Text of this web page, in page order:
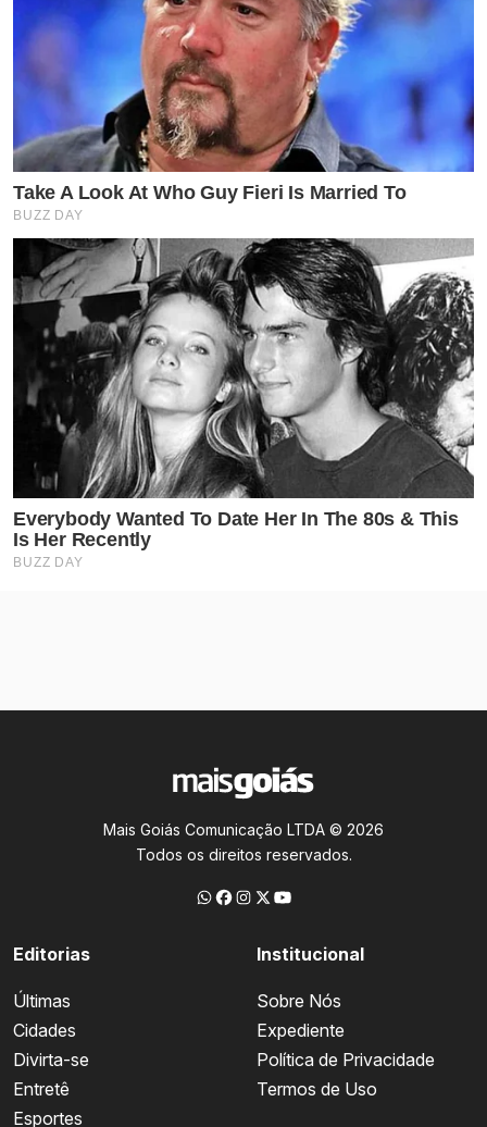
Mais Goiás Comunicação LTDA © 2026
Todos os direitos reservados.
Editorias
Últimas
Cidades
Divirta-se
Entretê
Esportes
Institucional
Sobre Nós
Expediente
Política de Privacidade
Termos de Uso